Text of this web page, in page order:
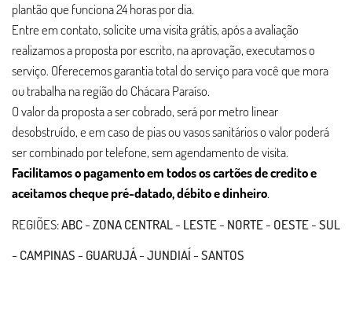
plantão que funciona 24 horas por dia.
Entre em contato, solicite uma visita grátis, após a avaliação
realizamos a proposta por escrito, na aprovação, executamos o
serviço. Oferecemos garantia total do serviço para você que mora
ou trabalha na região do Chácara Paraíso.
O valor da proposta a ser cobrado, será por metro linear
desobstruído, e em caso de pias ou vasos sanitários o valor poderá
ser combinado por telefone, sem agendamento de visita.
Facilitamos o pagamento em todos os cartões de credito e
aceitamos cheque pré-datado, débito e dinheiro.
REGIÕES:ABC-ZONA CENTRAL- LESTE- NORTE- OESTE-SUL
- CAMPINAS- GUARUJÁ-JUNDIAÍ-SANTOS